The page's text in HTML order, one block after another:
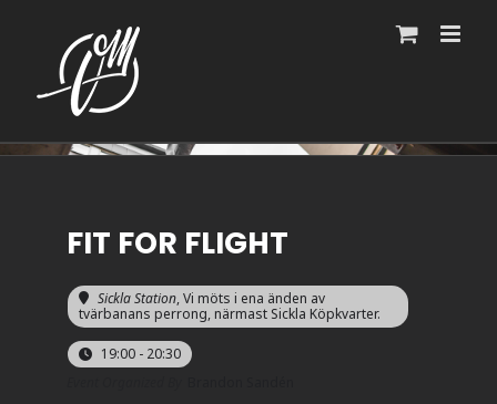
innehållet
FIT FOR FLIGHT
Sickla Station, Vi möts i ena änden av
tvärbanans perrong, närmast Sickla Köpkvarter.
19:00 - 20:30